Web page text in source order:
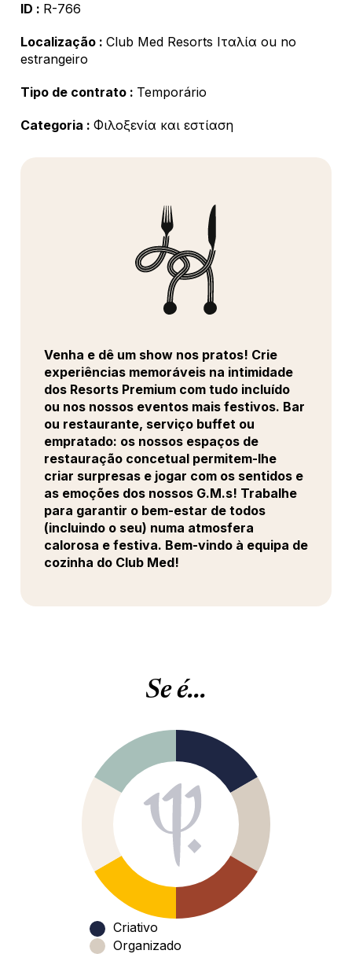
ID : R-766
Localização : Club Med Resorts Ιταλία ou no
estrangeiro
Tipo de contrato : Temporário
Categoria : Φιλοξενία και εστίαση
Venha e dê um show nos pratos! Crie
experiências memoráveis na intimidade
dos Resorts Premium com tudo incluído
ou nos nossos eventos mais festivos. Bar
ou restaurante, serviço buffet ou
empratado: os nossos espaços de
restauração concetual permitem-lhe
criar surpresas e jogar com os sentidos e
as emoções dos nossos G.M.s! Trabalhe
para garantir o bem-estar de todos
(incluindo o seu) numa atmosfera
calorosa e festiva. Bem-vindo à equipa de
cozinha do Club Med!
Se é...
Criativo
Organizado